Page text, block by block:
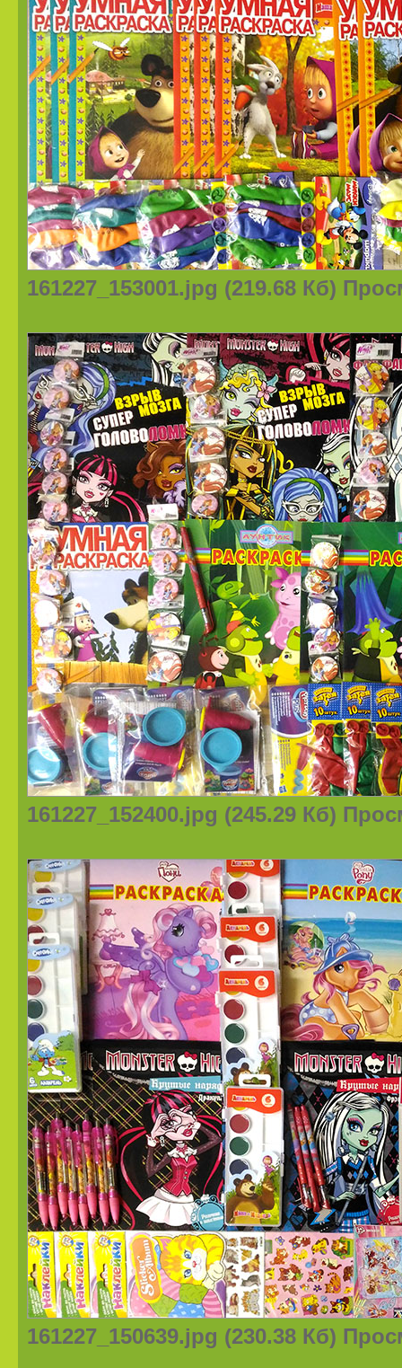
161227_153001.jpg (219.68 Кб)
161227_152400.jpg (245.29 Кб)
161227_150639.jpg (230.38 Кб)